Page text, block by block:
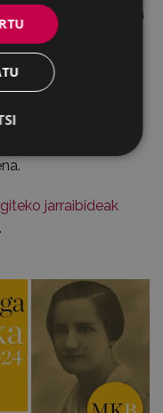
emaitzak eta
iturri batzuk,
du. Tarte horretan,
ditu eta
batzorde
jarraibideak